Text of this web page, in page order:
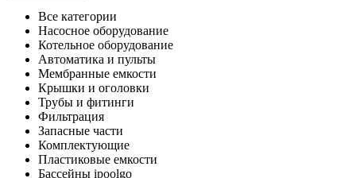
Все категории
Насосное оборудование
Котельное оборудование
Автоматика и пульты
Мембранные емкости
Крышки и оголовки
Трубы и фитинги
Фильтрация
Запасные части
Комплектующие
Пластиковые емкости
Бассейны ipoolgo